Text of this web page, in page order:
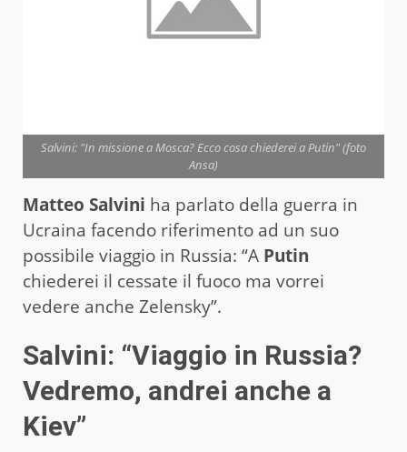
Salvini: "In missione a Mosca? Ecco cosa chiederei a Putin" (foto
Ansa)
Matteo Salvini ha parlato della guerra in
Ucraina facendo riferimento ad un suo
possibile viaggio in Russia: “A Putin
chiederei il cessate il fuoco ma vorrei
vedere anche Zelensky”.
Salvini: “Viaggio in Russia?
Vedremo, andrei anche a
Kiev”